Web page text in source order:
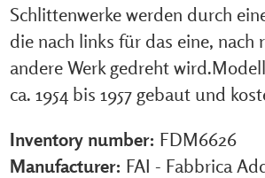
Schlittenwerke werden durch
die nach links für das eine, nach
andere Werk gedreht
ca. 1954 bis 1957 gebaut und
Inventory number: FDM6626
Manufacturer: FAI - Fabbrica